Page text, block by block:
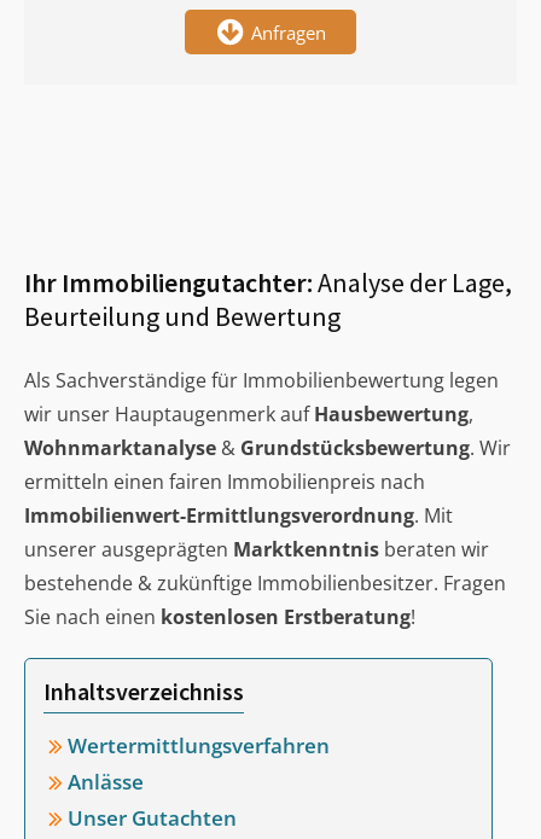
Anfragen
Ihr Immobiliengutachter:Analyse der Lage,
Beurteilung und Bewertung
Als Sachverständige für Immobilienbewertung legen
wir unser Hauptaugenmerk aufHausbewertung,
Wohnmarktanalyse & Grundstücksbewertung. Wir
ermitteln einen fairen Immobilienpreis nach
Immobilienwert-Ermittlungsverordnung. Mit
unserer ausgeprägten Marktkenntnis beraten wir
bestehende & zukünftige Immobilienbesitzer. Fragen
Sie nach einen kostenlosen Erstberatung!
Inhaltsverzeichniss
Wertermittlungsverfahren
Anlässe
Unser Gutachten